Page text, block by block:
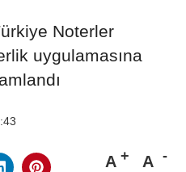
Noterler
uygulamasına
A A